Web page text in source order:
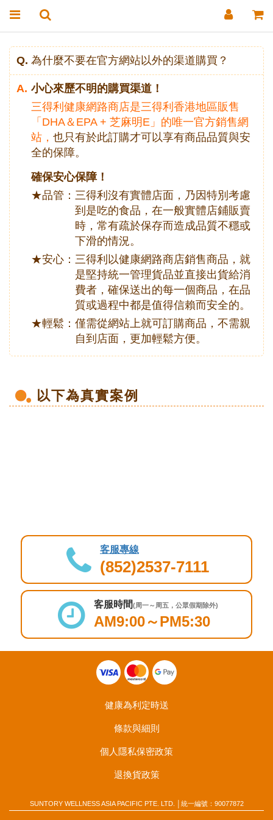
Q. 為什麼不要在官方網站以外的渠道購買？
A. 小心來歷不明的購買渠道！
三得利健康網路商店是三得利香港地區販售
「DHA＆EPA + 芝麻明E」的唯一官方銷售網
站， 也只有於此訂購才可以享有商品品質與安
全的保障。
確保安心保障！
★品管： 三得利沒有實體店面，乃因特別考慮
到是吃的食品，在一般實體店鋪販賣
時，常有疏於保存而造成品質不穩或
下滑的情況。
★安心： 三得利以健康網路商店銷售商品，就
是堅持統一管理貨品並直接出貨給消
費者，確保送出的每一個商品，在品
質或過程中都是值得信賴而安全的。
★輕鬆： 僅需從網站上就可訂購商品，不需親
自到店面，更加輕鬆方便。
以下為真實案例
客服專線
(852)2537-7111
客服時間(周一～周五，公眾假期除外)
AM9:00～PM5:30
健康為利定時送
條款與細則
個人隱私保密政策
退換貨政策
SUNTORY WELLNESS ASIA PACIFIC PTE. LTD. │統一編號：90077872